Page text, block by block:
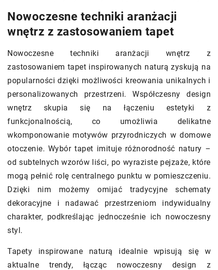
Nowoczesne techniki aranżacji
wnętrz z zastosowaniem tapet
Nowoczesne techniki aranżacji wnętrz z
zastosowaniem tapet inspirowanych naturą zyskują na
popularności dzięki możliwości kreowania unikalnych i
personalizowanych przestrzeni. Współczesny design
wnętrz skupia się na łączeniu estetyki z
funkcjonalnością, co umożliwia delikatne
wkomponowanie motywów przyrodniczych w domowe
otoczenie. Wybór tapet imituje różnorodność natury –
od subtelnych wzorów liści, po wyraziste pejzaże, które
mogą pełnić rolę centralnego punktu w pomieszczeniu.
Dzięki nim możemy omijać tradycyjne schematy
dekoracyjne i nadawać przestrzeniom indywidualny
charakter, podkreślając jednocześnie ich nowoczesny
styl.
Tapety inspirowane naturą idealnie wpisują się w
aktualne trendy, łącząc nowoczesny design z